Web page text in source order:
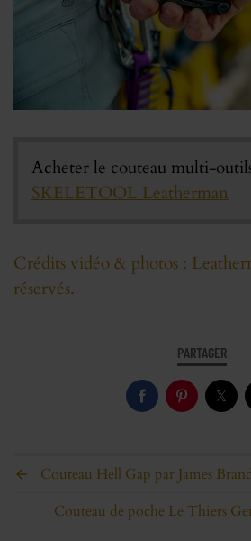
Acheter le couteau multi-
SKELETOOL Leatherman
Crédits vidéo & photos :
réservés.
PARTAGER
Couteau Hell Gap par James
Couteau de poche Le Thiers